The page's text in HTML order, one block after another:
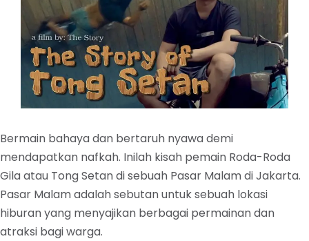
Bermain bahaya dan bertaruh nyawa demi
mendapatkan nafkah. Inilah kisah pemain Roda-Roda
Gila atau Tong Setan di sebuah Pasar Malam di Jakarta.
Pasar Malam adalah sebutan untuk sebuah lokasi
hiburan yang menyajikan berbagai permainan dan
atraksi bagi warga.